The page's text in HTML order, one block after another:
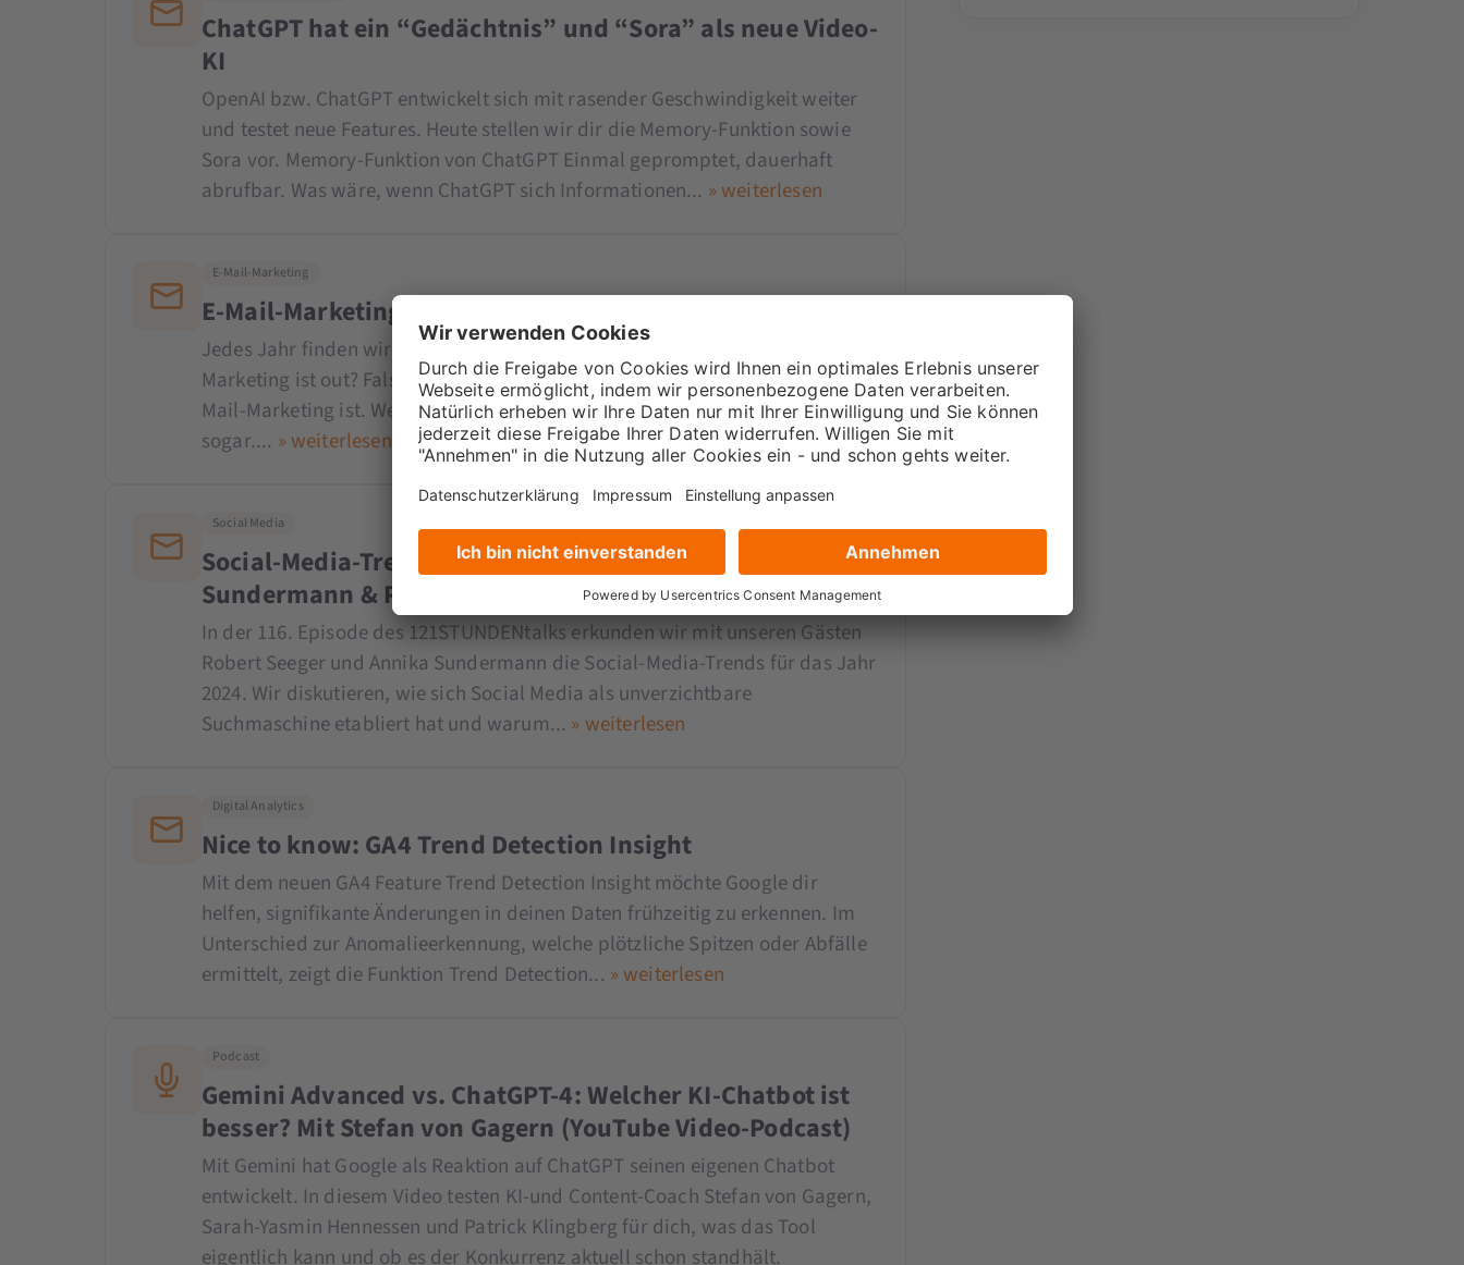
ChatGPT hat ein “Gedächtnis” und “Sora” als neue Video-
KI
OpenAI bzw. ChatGPT entwickelt sich mit rasender Geschwindigkeit weiter
und testet neue Features. Heute stellen wir dir die Memory-Funktion sowie
Sora vor. Memory-Funktion von ChatGPT Einmal gepromptet, dauerhaft
abrufbar. Was wäre, wenn ChatGPT sich Informationen... » weiterlesen
E-Mail-Marketing
E-Mail-Marketing-Trends 2024
Jedes Jahr finden wir auf’s neue Artikel, die mit dem Satz beginnen “E-Mail
Marketing ist out? Falsch gedacht!” und dann wird erklärt, wie wichtig E-
Mail-Marketing ist. We get it: E-Mail-Marketing ist wichtig. Enorm wichtig
sogar.... » weiterlesen
Social Media
Social-Media-Trends 2024 | Podcast mit Annika
Sundermann & Robert Seeger
In der 116. Episode des 121STUNDENtalks erkunden wir mit unseren Gästen
Robert Seeger und Annika Sundermann die Social-Media-Trends für das Jahr
2024. Wir diskutieren, wie sich Social Media als unverzichtbare
Suchmaschine etabliert hat und warum... » weiterlesen
Digital Analytics
Nice to know: GA4 Trend Detection Insight
Mit dem neuen GA4 Feature Trend Detection Insight möchte Google dir
helfen, signifikante Änderungen in deinen Daten frühzeitig zu erkennen. Im
Unterschied zur Anomalieerkennung, welche plötzliche Spitzen oder Abfälle
ermittelt, zeigt die Funktion Trend Detection... » weiterlesen
Podcast
Gemini Advanced vs. ChatGPT-4: Welcher KI-Chatbot ist
besser? Mit Stefan von Gagern (YouTube Video-Podcast)
Mit Gemini hat Google als Reaktion auf ChatGPT seinen eigenen Chatbot
entwickelt. In diesem Video testen KI-und Content-Coach Stefan von Gagern,
Sarah-Yasmin Hennessen und Patrick Klingberg für dich, was das Tool
eigentlich kann und ob es der Konkurrenz aktuell schon standhält.